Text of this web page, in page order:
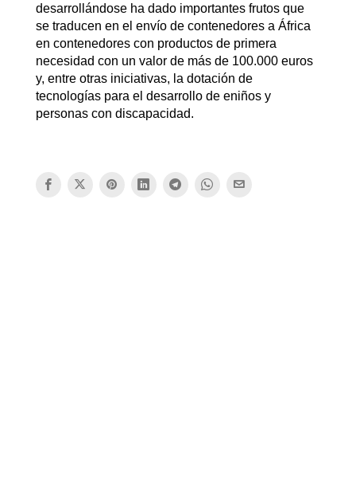
desarrollándose ha dado importantes frutos que
se traducen en el envío de contenedores a África
en contenedores con productos de primera
necesidad con un valor de más de 100.000 euros
y, entre otras iniciativas, la dotación de
tecnologías para el desarrollo de eniños y
personas con discapacidad.